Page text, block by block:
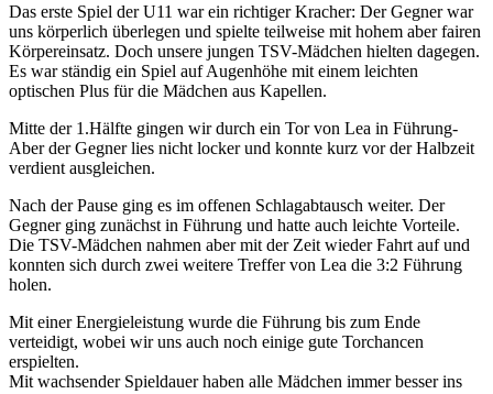
Das erste Spiel der U11 war ein richtiger Kracher: Der Gegner war
uns körperlich überlegen und spielte teilweise mit hohem aber fairen
Körpereinsatz. Doch unsere jungen TSV-Mädchen hielten dagegen.
Es war ständig ein Spiel auf Augenhöhe mit einem leichten
optischen Plus für die Mädchen aus Kapellen.
Mitte der 1.Hälfte gingen wir durch ein Tor von Lea in Führung-
Aber der Gegner lies nicht locker und konnte kurz vor der Halbzeit
verdient ausgleichen.
Nach der Pause ging es im offenen Schlagabtausch weiter. Der
Gegner ging zunächst in Führung und hatte auch leichte Vorteile.
Die TSV-Mädchen nahmen aber mit der Zeit wieder Fahrt auf und
konnten sich durch zwei weitere Treffer von Lea die 3:2 Führung
holen.
Mit einer Energieleistung wurde die Führung bis zum Ende
verteidigt, wobei wir uns auch noch einige gute Torchancen
erspielten.
Mit wachsender Spieldauer haben alle Mädchen immer besser ins